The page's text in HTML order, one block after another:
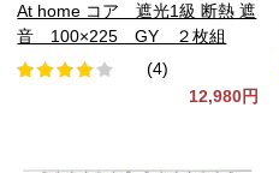
At home コア 遮光1級 断熱 遮
音 100×225 GY ２枚組
(4)
12,980円